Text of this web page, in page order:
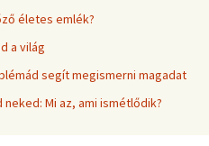
életes emlék?
a világ
segít megismerni magadat
Mi az, ami ismétlődik?